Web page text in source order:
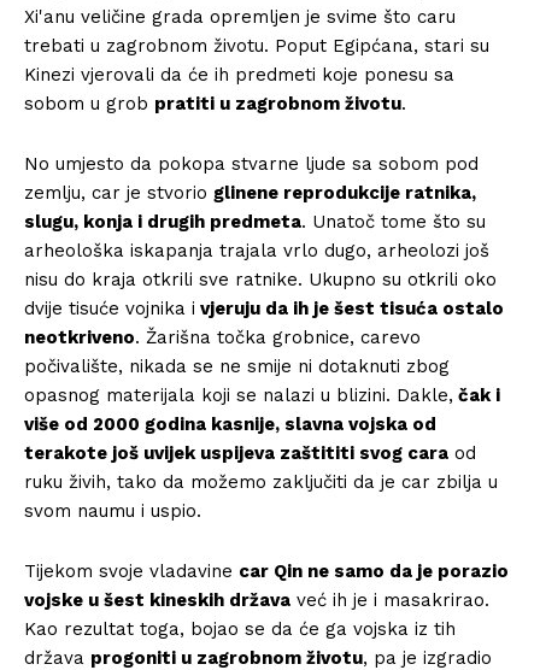
Xi'anu veličine grada opremljen je svime što caru
trebati u zagrobnom životu. Poput Egipćana, stari su
Kinezi vjerovali da će ih predmeti koje ponesu sa
sobom u grob pratiti u zagrobnom životu.
No umjesto da pokopa stvarne ljude sa sobom pod
zemlju, car je stvorio glinene reprodukcije ratnika,
slugu, konja i drugih predmeta. Unatoč tome što su
arheološka iskapanja trajala vrlo dugo, arheolozi još
nisu do kraja otkrili sve ratnike. Ukupno su otkrili oko
dvije tisuće vojnika i vjeruju da ih je šest tisuća ostalo
neotkriveno. Žarišna točka grobnice, carevo
počivalište, nikada se ne smije ni dotaknuti zbog
opasnog materijala koji se nalazi u blizini. Dakle, čak i
više od 2000 godina kasnije, slavna vojska od
terakote još uvijek uspijeva zaštititi svog cara od
ruku živih, tako da možemo zaključiti da je car zbilja u
svom naumu i uspio.
Tijekom svoje vladavine car Qin ne samo da je porazio
vojske u šest kineskih država već ih je i masakrirao.
Kao rezultat toga, bojao se da će ga vojska iz tih
država progoniti u zagrobnom životu, pa je izgradio